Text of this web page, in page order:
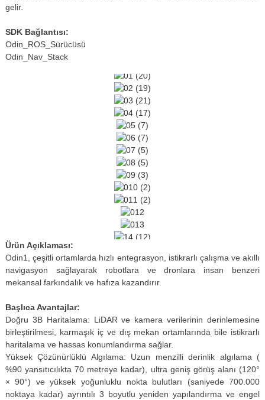
gelir.
SDK Bağlantısı:
Odin_ROS_Sürücüsü
Odin_Nav_Stack
Ürün Açıklaması:
Odin1, çeşitli ortamlarda hızlı entegrasyon, istikrarlı çalışma ve akıllı
navigasyon sağlayarak robotlara ve dronlara insan benzeri
mekansal farkındalık ve hafıza kazandırır.
Başlıca Avantajlar:
Doğru 3B Haritalama: LiDAR ve kamera verilerinin derinlemesine
birleştirilmesi, karmaşık iç ve dış mekan ortamlarında bile istikrarlı
haritalama ve hassas konumlandırma sağlar.
Yüksek Çözünürlüklü Algılama: Uzun menzilli derinlik algılama (
%90 yansıtıcılıkta 70 metreye kadar), ultra geniş görüş alanı (120°
× 90°) ve yüksek yoğunluklu nokta bulutları (saniyede 700.000
noktaya kadar) ayrıntılı 3 boyutlu yeniden yapılandırma ve engel